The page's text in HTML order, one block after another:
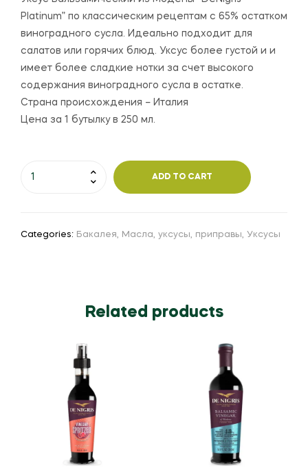
Platinum” по классическим рецептам с 65% остатком
виноградного сусла. Идеально подходит для
салатов или горячих блюд. Уксус более густой и и
имеет более сладкие нотки за счет высокого
содержания виноградного сусла в остатке.
Страна происхождения – Италия
Цена за 1 бутылку в 250 мл.
ADD TO CART
Categories: Бакалея, Масла, уксусы, приправы, Уксусы
Related products